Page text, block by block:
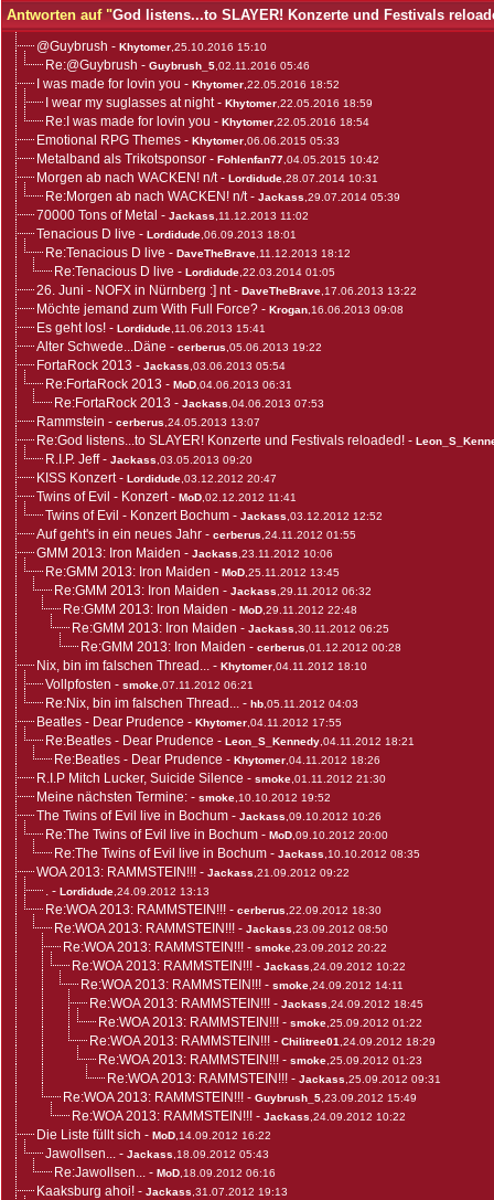
Antworten auf "God listens...to SLAYER! Konzerte und Festivals
@Guybrush - Khytomer ,25.10.2016 15:10
Re:@Guybrush - Guybrush_5 ,02.11.2016 05:46
I was made for lovin you - Khytomer ,22.05.2016 18:52
I wear my suglasses at night- Khytomer ,22.05.2016 18:59
Re:I was made for lovin you - Khytomer ,22.05.2016 18:54
Emotional RPG Themes - Khytomer ,06.06.2015 05:33
Metalband als Trikotsponsor - Fohlenfan77 ,04.05.2015 10:42
Morgen ab nach WACKEN! n/t- Lordidude ,28.07.2014 10:31
Re:Morgen ab nach WACKEN! n/t- Jackass ,29.07.2014 05:39
70000 Tons of Metal - Jackass ,11.12.2013 11:02
Tenacious D live - Lordidude ,06.09.2013 18:01
Re:Tenacious D live - DaveTheBrave ,11.12.2013 18:12
Re:Tenacious D live - Lordidude ,22.03.2014 01:05
26. Juni - NOFX in Nürnberg :] nt- DaveTheBrave ,17.06.2013 13:22
Möchte jemand zum With Full Force? - Krogan ,16.06.2013 09:08
Es geht los! - Lordidude ,11.06.2013 15:41
Alter Schwede...Däne - cerberus ,05.06.2013 19:22
FortaRock 2013 - Jackass ,03.06.2013 05:54
Re:FortaRock 2013 - MoD ,04.06.2013 06:31
Re:FortaRock 2013 - Jackass ,04.06.2013 07:53
Rammstein - cerberus ,24.05.2013 13:07
Re:God listens...to SLAYER! Konzerte und Festivals reloaded! -
R.I.P. Jeff- Jackass ,03.05.2013 09:20
KISS Konzert- Lordidude ,03.12.2012 20:47
Twins of Evil - Konzert- MoD ,02.12.2012 11:41
Twins of Evil - Konzert Bochum - Jackass ,03.12.2012 12:52
Auf geht's in ein neues Jahr - cerberus ,24.11.2012 01:55
GMM 2013: Iron Maiden - Jackass ,23.11.2012 10:06
Re:GMM 2013: Iron Maiden - MoD ,25.11.2012 13:45
Re:GMM 2013: Iron Maiden - Jackass ,29.11.2012 06:32
Re:GMM 2013: Iron Maiden - MoD ,29.11.2012 22:48
Re:GMM 2013: Iron Maiden - Jackass ,30.11.2012 06:25
Re:GMM 2013: Iron Maiden - cerberus ,01.12.2012 00:28
Nix, bin im falschen Thread... - Khytomer ,04.11.2012 18:10
Vollpfosten - smoke ,07.11.2012 06:21
Re:Nix, bin im falschen Thread... - hb ,05.11.2012 04:03
Beatles - Dear Prudence - Khytomer ,04.11.2012 17:55
Re:Beatles - Dear Prudence - Leon_S_Kennedy ,04.11.2012 18:21
Re:Beatles - Dear Prudence - Khytomer ,04.11.2012 18:26
R.I.P Mitch Lucker, Suicide Silence - smoke ,01.11.2012 21:30
Meine nächsten Termine: - smoke ,10.10.2012 19:52
The Twins of Evil live in Bochum - Jackass ,09.10.2012 10:26
Re:The Twins of Evil live in Bochum - MoD ,09.10.2012 20:00
Re:The Twins of Evil live in Bochum - Jackass ,10.10.2012 08:35
WOA 2013: RAMMSTEIN!!! - Jackass ,21.09.2012 09:22
. - Lordidude ,24.09.2012 13:13
Re:WOA 2013: RAMMSTEIN!!! - cerberus ,22.09.2012 18:30
Re:WOA 2013: RAMMSTEIN!!! - Jackass ,23.09.2012 08:50
Re:WOA 2013: RAMMSTEIN!!! - smoke ,23.09.2012 20:22
Re:WOA 2013: RAMMSTEIN!!! - Jackass ,24.09.2012 10:22
Re:WOA 2013: RAMMSTEIN!!! - smoke ,24.09.2012 14:11
Re:WOA 2013: RAMMSTEIN!!! - Jackass ,24.09.2012 18:45
Re:WOA 2013: RAMMSTEIN!!! - smoke ,25.09.2012 01:22
Re:WOA 2013: RAMMSTEIN!!! - Chilitree01 ,24.09.2012 18:29
Re:WOA 2013: RAMMSTEIN!!! - smoke ,25.09.2012 01:23
Re:WOA 2013: RAMMSTEIN!!! - Jackass ,25.09.2012 09:31
Re:WOA 2013: RAMMSTEIN!!! - Guybrush_5 ,23.09.2012 15:49
Re:WOA 2013: RAMMSTEIN!!! - Jackass ,24.09.2012 10:22
Die Liste füllt sich - MoD ,14.09.2012 16:22
Jawollsen... - Jackass ,18.09.2012 05:43
Re:Jawollsen... - MoD ,18.09.2012 06:16
Kaaksburg ahoi! - Jackass ,31.07.2012 19:13